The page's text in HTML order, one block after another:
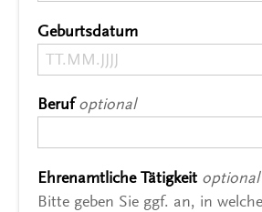
Geburtsdatum
Berufoptional
Ehrenamtliche Tätigkeit optional
Bitte geben Sie ggf. an, in